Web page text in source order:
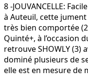
8 -JOUVANCELLE:
à Auteuil, cette
très bien comportée
Quinté+, à l’occasion
retrouve SHOWLY (3)
dominé plusieurs de
elle est en mesure de